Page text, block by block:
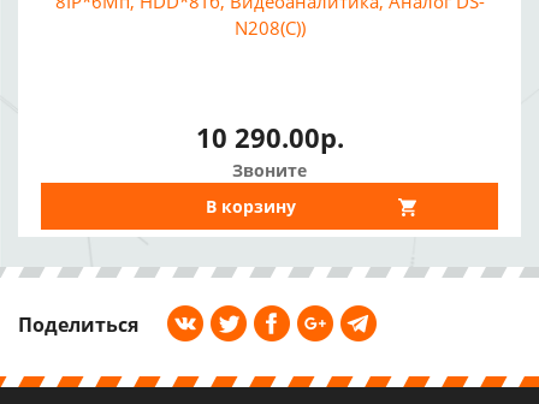
N208(C))
10 290.00р.
Звоните
В корзину
Поделиться